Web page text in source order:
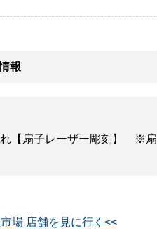
報
れ【扇子レーザー彫刻】 ※扇
場 店舗を見に行く<<